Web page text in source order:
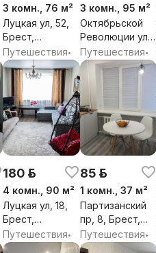
3 комн., 76 м²
Луцкая ул, 52,
Брест,
Брестская обл.
Путешествия•
3 комн., 95 м²
Октябрьской
Революции ул,
1, Брест,
Брестская обл.
Путешествия•
180 р.
4 комн., 90 м²
Луцкая ул, 18,
Брест,
Брестская обл.
Путешествия•
85 р.
1 комн., 37 м²
Партизанский
пр, 8, Брест,
Брестская обл.
Путешествия•